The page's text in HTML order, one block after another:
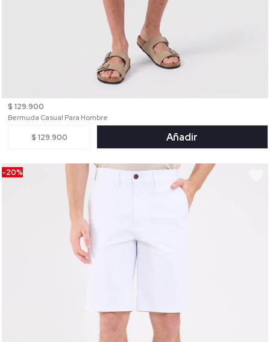
$ 129.900
Bermuda Casual Para Hombre
$ 129.900 Añadir
-20%